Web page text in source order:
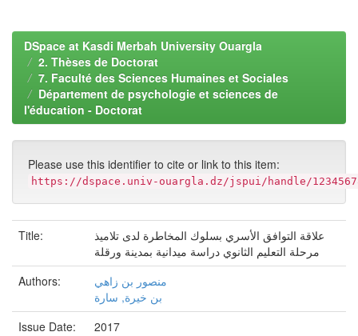
DSpace at Kasdi Merbah University Ouargla
2. Thèses de Doctorat
7. Faculté des Sciences Humaines et Sociales
Département de psychologie et sciences de
l'éducation - Doctorat
Please use this identifier to cite or link to this item:
https://dspace.univ-ouargla.dz/jspui/handle/
Title:
علاقة التوافق الأسري بسلوك المخاطرة لدى تلاميذ
مرحلة التعليم الثانوي دراسة ميدانية بمدينة ورقلة
Authors:
منصور بن زاهي
بن خيرة, سارة
Issue Date:
2017